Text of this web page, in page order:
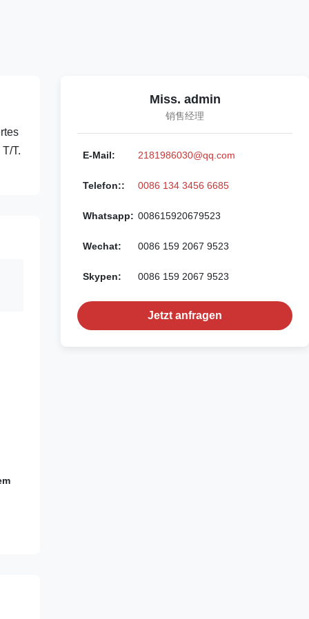
T.
Miss. admin
销售经理
E-Mail: 2181986030@qq.com
Telefon:: 0086 134 3456 6685
Whatsapp: 008615920679523
Wechat: 0086 159 2067 9523
Skypen: 0086 159 2067 9523
Jetzt anfragen